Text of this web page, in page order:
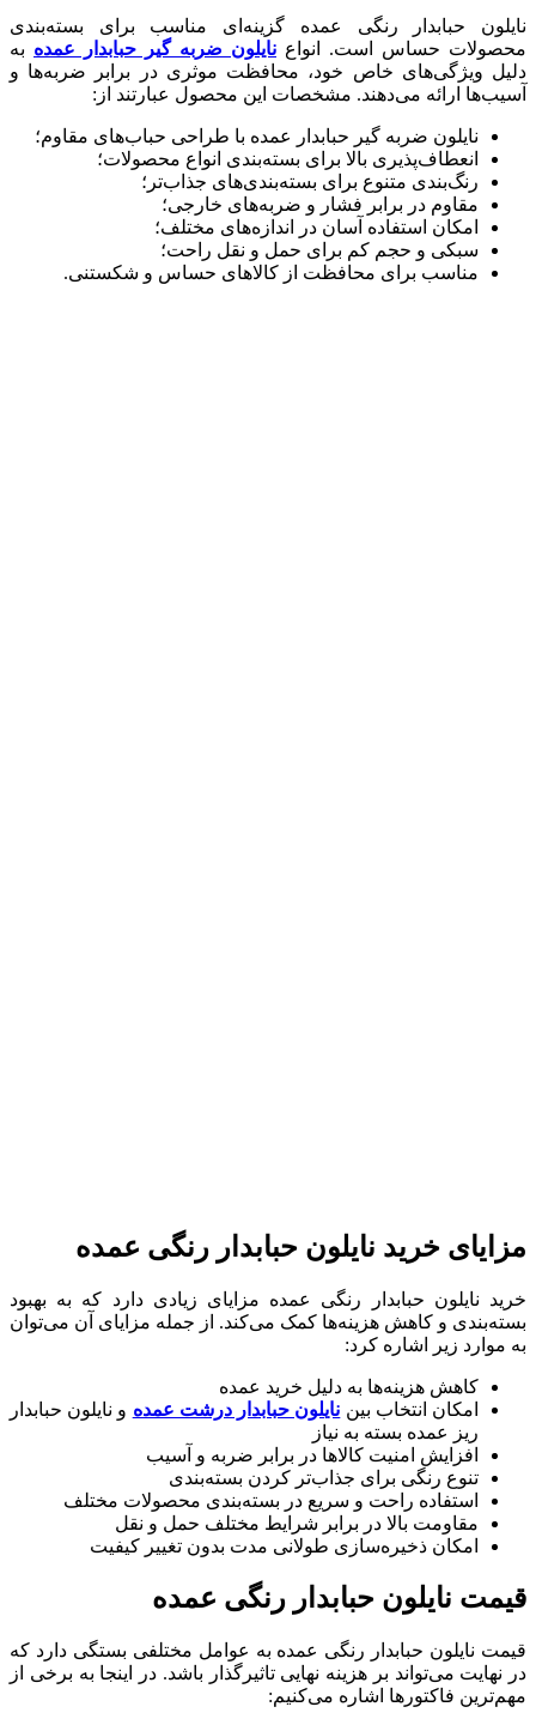
نایلون حبابدار رنگی عمده گزینه‌ای مناسب برای بسته‌بندی
محصولات حساس است. انواع نایلون ضربه گیر حبابدار عمده به
دلیل ویژگی‌های خاص خود، محافظت موثری در برابر ضربه‌ها و
آسیب‌ها ارائه می‌دهند. مشخصات این محصول عبارتند از:
نایلون ضربه گیر حبابدار عمده با طراحی حباب‌های مقاوم؛
انعطاف‌پذیری بالا برای بسته‌بندی انواع محصولات؛
رنگ‌بندی متنوع برای بسته‌بندی‌های جذاب‌تر؛
مقاوم در برابر فشار و ضربه‌های خارجی؛
امکان استفاده آسان در اندازه‌های مختلف؛
سبکی و حجم کم برای حمل و نقل راحت؛
مناسب برای محافظت از کالاهای حساس و شکستنی.
مزایای خرید نایلون حبابدار رنگی عمده
خرید نایلون حبابدار رنگی عمده مزایای زیادی دارد که به بهبود
بسته‌بندی و کاهش هزینه‌ها کمک می‌کند. از جمله مزایای آن می‌توان
به موارد زیر اشاره کرد:
کاهش هزینه‌ها به دلیل خرید عمده
امکان انتخاب بین نایلون حبابدار درشت عمده و نایلون حبابدار
ریز عمده بسته به نیاز
افزایش امنیت کالاها در برابر ضربه و آسیب
تنوع رنگی برای جذاب‌تر کردن بسته‌بندی
استفاده راحت و سریع در بسته‌بندی محصولات مختلف
مقاومت بالا در برابر شرایط مختلف حمل و نقل
امکان ذخیره‌سازی طولانی مدت بدون تغییر کیفیت
قیمت نایلون حبابدار رنگی عمده
قیمت نایلون حبابدار رنگی عمده به عوامل مختلفی بستگی دارد که
در نهایت می‌تواند بر هزینه نهایی تاثیرگذار باشد. در اینجا به برخی از
مهم‌ترین فاکتورها اشاره می‌کنیم: